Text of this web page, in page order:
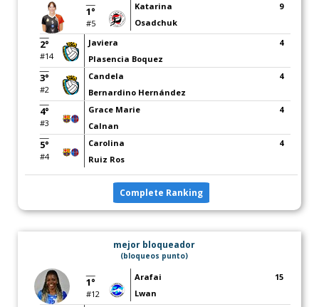
1°
#5
Katarina
Osadchuk
9
2°
#14
Javiera
Plasencia Boquez
4
3°
#2
Candela
Bernardino Hernández
4
4°
#3
Grace Marie
Calnan
4
5°
#4
Carolina
Ruiz Ros
4
Complete Ranking
mejor bloqueador
(bloqueos punto)
1°
#12
Arafai
Lwan
15